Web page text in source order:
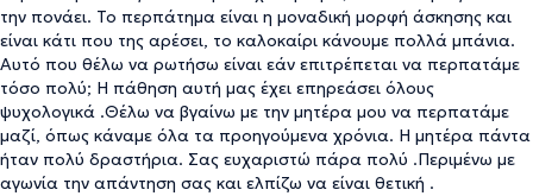
την πονάει. Το περπάτημα είναι η μοναδική μορφή άσκησης και
είναι κάτι που της αρέσει, το καλοκαίρι κάνουμε πολλά μπάνια.
Αυτό που θέλω να ρωτήσω είναι εάν επιτρέπεται να περπατάμε
τόσο πολύ; Η πάθηση αυτή μας έχει επηρεάσει όλους
ψυχολογικά .Θέλω να βγαίνω με την μητέρα μου να περπατάμε
μαζί, όπως κάναμε όλα τα προηγούμενα χρόνια. Η μητέρα πάντα
ήταν πολύ δραστήρια. Σας ευχαριστώ πάρα πολύ .Περιμένω με
αγωνία την απάντηση σας και ελπίζω να είναι θετική .